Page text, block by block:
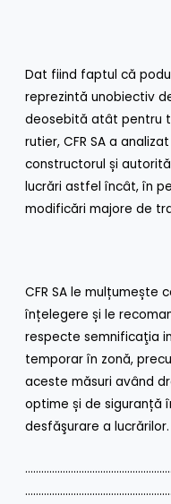
Dat fiind faptul că
reprezintă unobiectiv
deosebită atât pentru
rutier, CFR SA a
constructorul și
lucrări astfel încât, în
modificări majore de
CFR SA le mulțumește
înțelegere și le
respecte semnificaţia
temporar în zonă,
aceste măsuri având
optime și de siguranță
desfăşurare a lucrărilor.